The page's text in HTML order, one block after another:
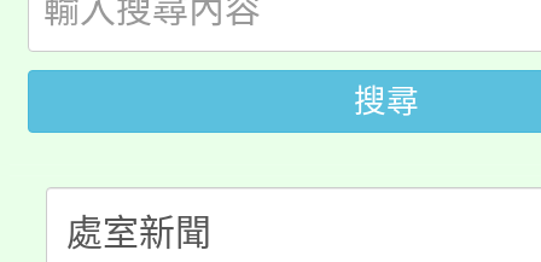
田徑場及游泳池舉行。
桃園市低收入戶享有免
視費優惠，中低收入戶
者。
大園自造教育及科技中
大溪自造教育及科技中
份教師研習
淨零綠生活教案入校路
搜尋